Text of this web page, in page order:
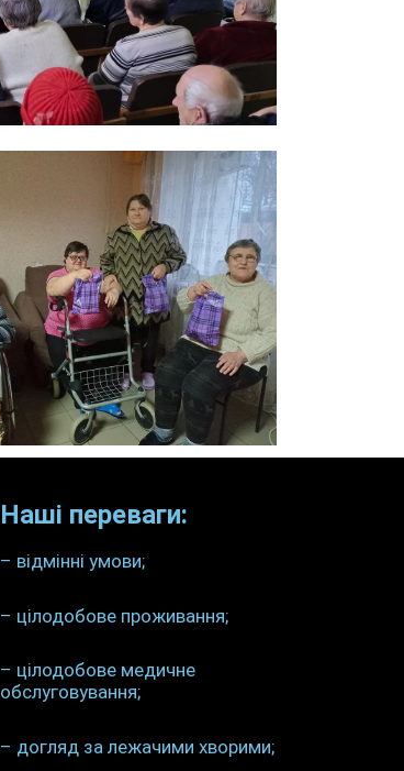
Наші переваги:
– відмінні умови;
– цілодобове проживання;
– цілодобове медичне
обслуговування;
– догляд за лежачими хворими;